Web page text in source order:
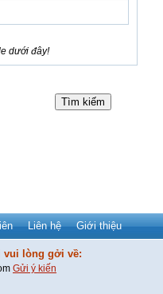
dưới đây!
Liên hệ Giới thiệu
vui lòng gởi về:
Gửi ý kiến